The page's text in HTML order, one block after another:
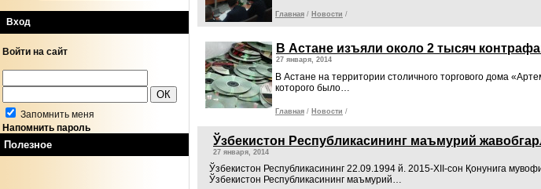
Вход
Войти на сайт
Запомнить меня
Напомнить пароль
Полезное
Главная / Новости /
В Астане изъяли около 2 тысяч
27 января, 2014
В Астане на территории столичного торгового дома
которого было…
Главная / Новости /
Ўзбекистон Республикасининг маъмурий
27 января, 2014
Ўзбекистон Республикасининг 22.09.1994 й. 2015-XII-сон Қонунига
Ўзбекистон Республикасининг маъмурий…